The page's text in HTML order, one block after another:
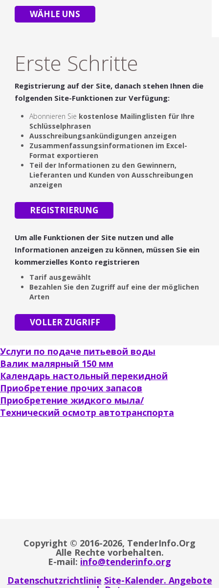
WÄHLE UNS
Erste Schritte
Registrierung auf der Site, danach stehen Ihnen die
folgenden Site-Funktionen zur Verfügung:
Abonnieren Sie kostenlose Mailinglisten für Ihre
Schlüsselphrasen
Ausschreibungsankündigungen anzeigen
Zusammenfassungsinformationen im Excel-
Format exportieren
Teil der Informationen zu den Gewinnern,
Lieferanten und Kunden von Ausschreibungen
anzeigen
REGISTRIERUNG
Um alle Funktionen der Site nutzen und alle
Informationen anzeigen zu können, müssen Sie ein
kommerzielles Konto registrieren
Tarif ausgewählt
Bezahlen Sie den Zugriff auf eine der möglichen
Arten
VOLLER ZUGRIFF
Услуги по подаче питьевой воды
Валик малярный 150 мм
Календарь настольный перекидной
Приобретение прочих запасов
Приобретение жидкого мыла/
Технический осмотр автотранспорта
Copyright © 2016-2026, TenderInfo.Org
Alle Rechte vorbehalten.
E-mail: info@tenderinfo.org
Datenschutzrichtlinie Site-Kalender. Angebote